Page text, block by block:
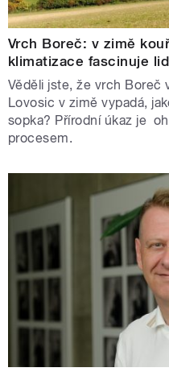
Vrch Boreč: v zimě
klimatizace fascinuje
Věděli jste, že vrch Boreč
Lovosic v zimě vypadá,
sopka? Přírodní úkaz je
procesem.